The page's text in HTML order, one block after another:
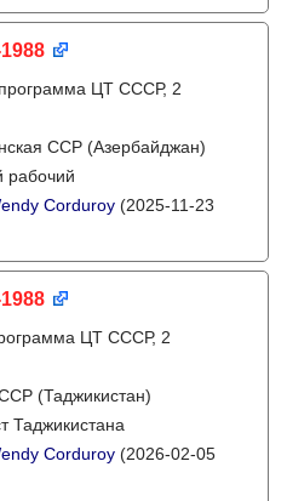
ЦТ СССР, 2
ССР (Азербайджан)
рабочий
Corduroy (2025-11-23
ЦТ СССР, 2
(Таджикистан)
Таджикистана
Corduroy (2026-02-05